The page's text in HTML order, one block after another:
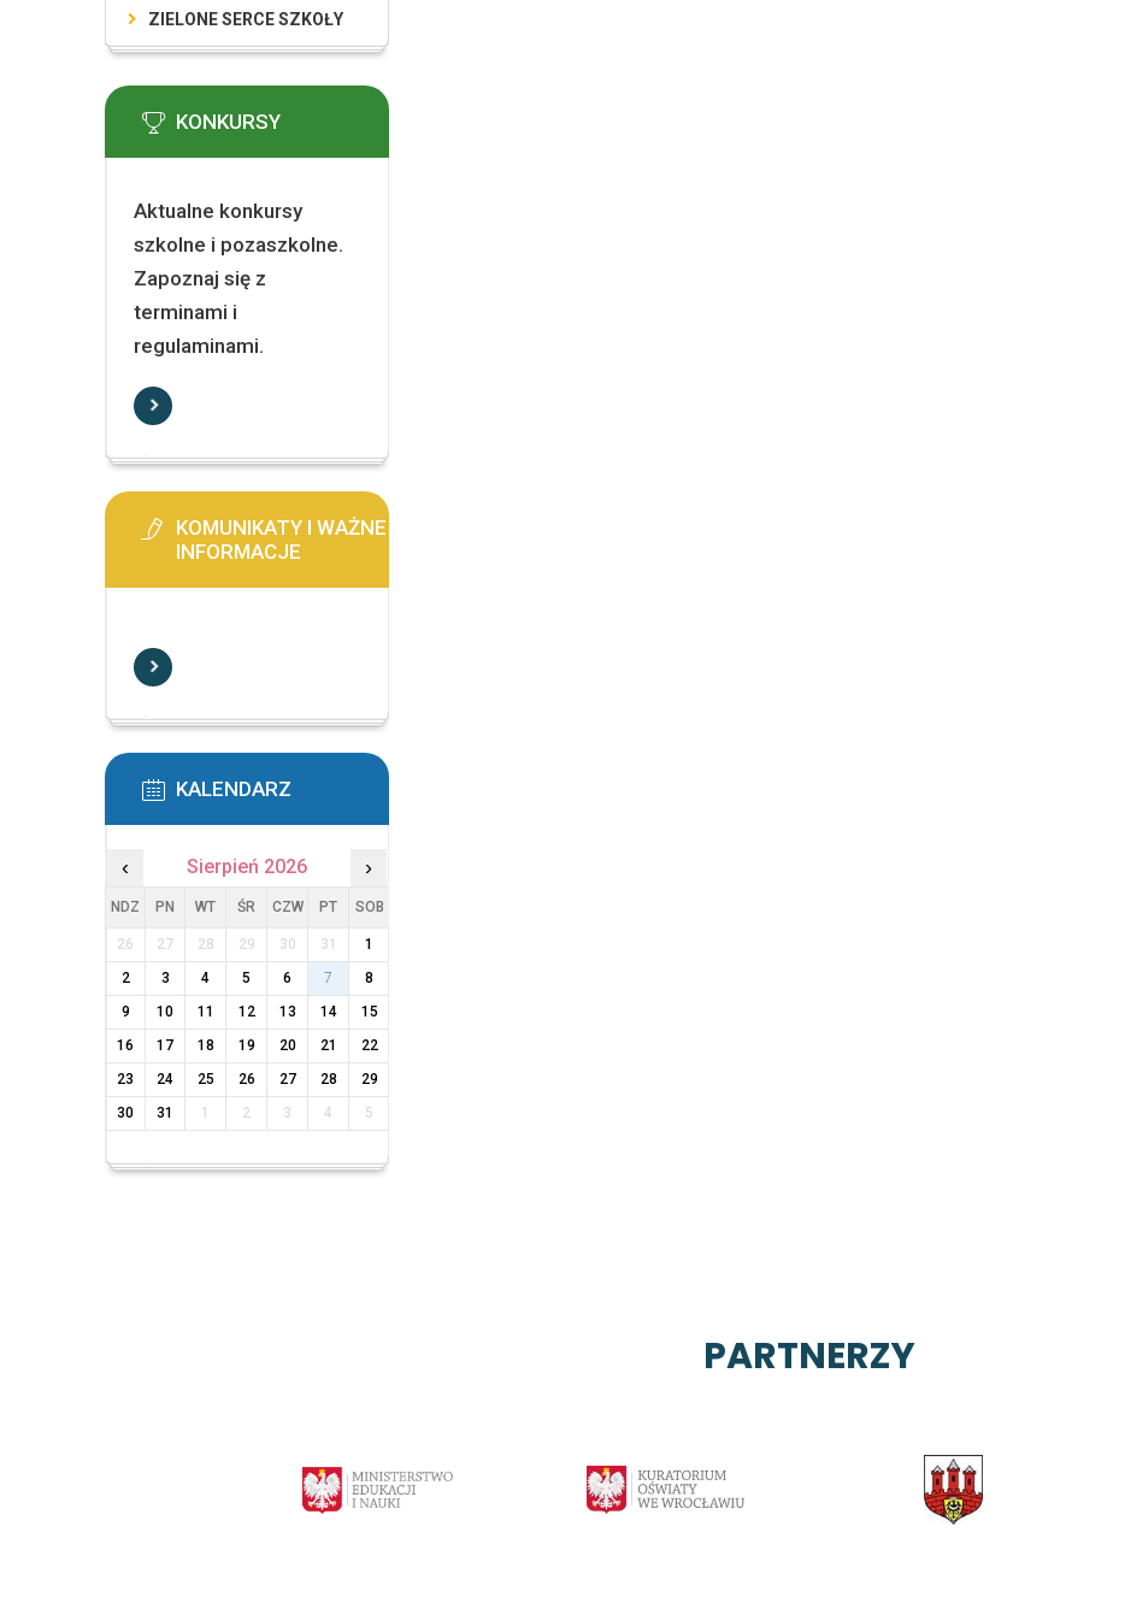
ZIELONE SERCE SZKOŁY
KONKURSY
Aktualne konkursy
szkolne i pozaszkolne.
Zapoznaj się z
terminami i
regulaminami.
KOMUNIKATY I WAŻNE
INFORMACJE
KALENDARZ
‹ Sierpień 2026 ›
NDZ PN WT ŚR CZW PT SOB
26 27 28 29 30 31
1
2
3 4 5 6 7
8
9
10 11 12 13 14
15
16
17 18 19 20 21
22
23
24 25 26 27 28
29
30
31 1 2 3 4 5
PARTNERZY